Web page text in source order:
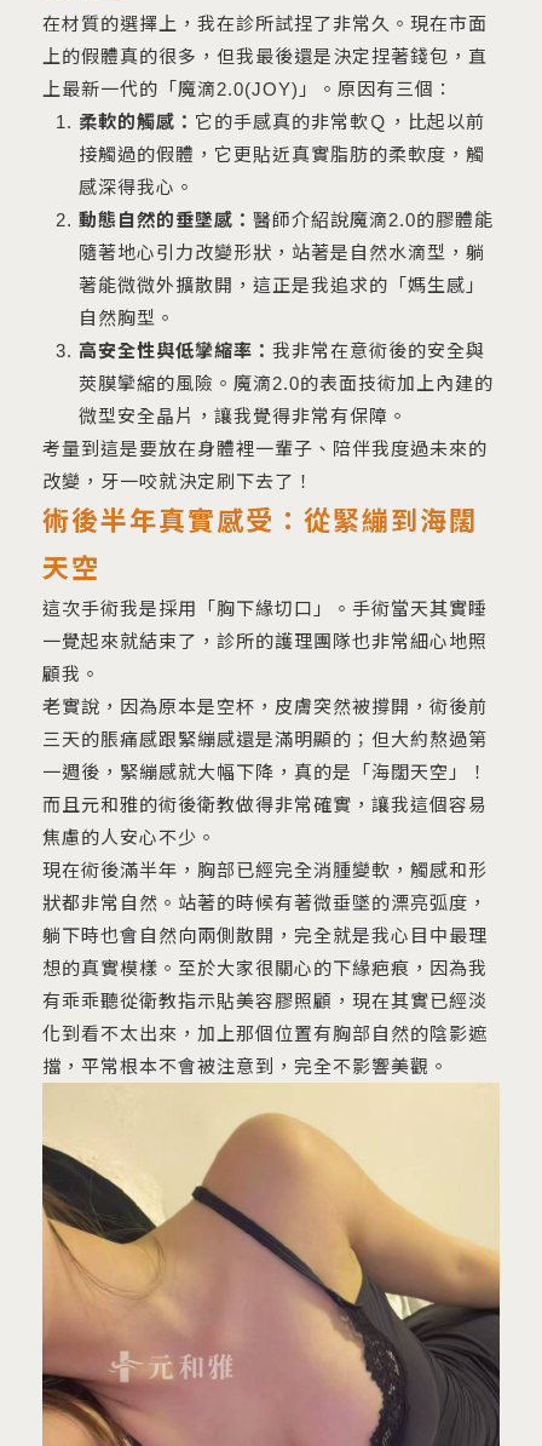
在材質的選擇上，我在診所試捏了非常久。現在市面
上的假體真的很多，但我最後還是決定捏著錢包，直
上最新一代的「魔滴2.0(JOY)」。原因有三個：
柔軟的觸感： 它的手感真的非常軟Ｑ，比起以前
接觸過的假體，它更貼近真實脂肪的柔軟度，觸
感深得我心。
動態自然的垂墜感： 醫師介紹說魔滴2.0的膠體能
隨著地心引力改變形狀，站著是自然水滴型，躺
著能微微外擴散開，這正是我追求的「媽生感」
自然胸型。
高安全性與低攣縮率： 我非常在意術後的安全與
莢膜攣縮的風險。魔滴2.0的表面技術加上內建的
微型安全晶片，讓我覺得非常有保障。
考量到這是要放在身體裡一輩子、陪伴我度過未來的
改變，牙一咬就決定刷下去了！
術後半年真實感受：從緊繃到海闊
天空
這次手術我是採用「胸下緣切口」。手術當天其實睡
一覺起來就結束了，診所的護理團隊也非常細心地照
顧我。
老實說，因為原本是空杯，皮膚突然被撐開，術後前
三天的脹痛感跟緊繃感還是滿明顯的；但大約熬過第
一週後，緊繃感就大幅下降，真的是「海闊天空」！
而且元和雅的術後衛教做得非常確實，讓我這個容易
焦慮的人安心不少。
現在術後滿半年，胸部已經完全消腫變軟，觸感和形
狀都非常自然。站著的時候有著微垂墜的漂亮弧度，
躺下時也會自然向兩側散開，完全就是我心目中最理
想的真實模樣。至於大家很關心的下緣疤痕，因為我
有乖乖聽從衛教指示貼美容膠照顧，現在其實已經淡
化到看不太出來，加上那個位置有胸部自然的陰影遮
擋，平常根本不會被注意到，完全不影響美觀。